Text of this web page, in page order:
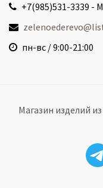
+7(985)531-3339 -
пн-вс / 9:00-21:00
Магазин изделий